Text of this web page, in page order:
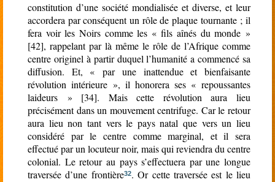
constitution d’une société mondialisée et diverse, et leur
accordera par conséquent un rôle de plaque tournante ; il
fera voir les Noirs comme les « fils aînés du monde »
[42], rappelant par là même le rôle de l’Afrique comme
centre originel à partir duquel l’humanité a commencé sa
diffusion. Et, « par une inattendue et bienfaisante
révolution intérieure », il honorera ses « repoussantes
laideurs » [34]. Mais cette révolution aura lieu
précisément dans un mouvement centrifuge. Car le retour
aura lieu non tant vers le pays natal que vers un lieu
considéré par le centre comme marginal, et il sera
effectué par un locuteur noir, mais qui reviendra du centre
colonial. Le retour au pays s’effectuera par une longue
traversée d’une frontière32. Or cette traversée est le lieu